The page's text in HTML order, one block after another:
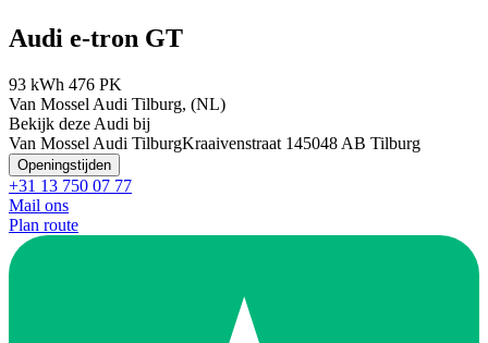
Audi e-tron GT
93 kWh 476 PK
Van Mossel Audi Tilburg, (NL)
Bekijk deze Audi bij
Van Mossel Audi TilburgKraaivenstraat 145048 AB Tilburg
Openingstijden
+31 13 750 07 77
Mail ons
Plan route